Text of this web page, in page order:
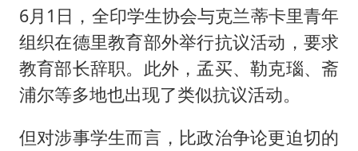
6月1日，全印学生协会与克兰蒂卡里青年
组织在德里教育部外举行抗议活动，要求
教育部长辞职。此外，孟买、勒克瑙、斋
浦尔等多地也出现了类似抗议活动。
但对涉事学生而言，比政治争论更迫切的